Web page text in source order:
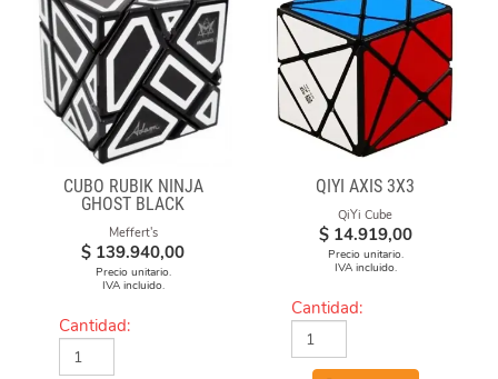
CUBO RUBIK NINJA
GHOST BLACK
Meffert's
$ 139.940,00
Precio unitario.
IVA incluido.
Cantidad:
QIYI AXIS 3X3
QiYi Cube
$ 14.919,00
Precio unitario.
IVA incluido.
Cantidad: